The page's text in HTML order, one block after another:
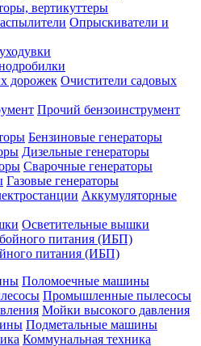
вертикуттеры
Опрыскиватели и
Очистители садовых
Прочий бензоинструмент
Бензиновые генераторы
Дизельные генераторы
Сварочные генераторы
Газовые генераторы
Аккумуляторные
Осветительные вышки
питания (ИБП)
Поломоечные машины
Промышленные пылесосы
Мойки высокого давления
Подметальные машины
Коммунальная техника